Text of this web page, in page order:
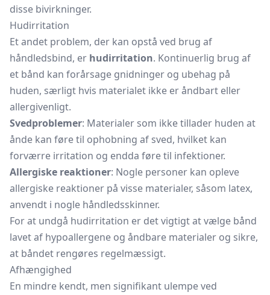
disse bivirkninger.
Hudirritation
Et andet problem, der kan opstå ved brug af
håndledsbind, er hudirritation. Kontinuerlig brug af
et bånd kan forårsage gnidninger og ubehag på
huden, særligt hvis materialet ikke er åndbart eller
allergivenligt.
Svedproblemer: Materialer som ikke tillader huden at
ånde kan føre til ophobning af sved, hvilket kan
forværre irritation og endda føre til infektioner.
Allergiske reaktioner: Nogle personer kan opleve
allergiske reaktioner på visse materialer, såsom latex,
anvendt i nogle håndledsskinner.
For at undgå hudirritation er det vigtigt at vælge bånd
lavet af hypoallergene og åndbare materialer og sikre,
at båndet rengøres regelmæssigt.
Afhængighed
En mindre kendt, men signifikant ulempe ved